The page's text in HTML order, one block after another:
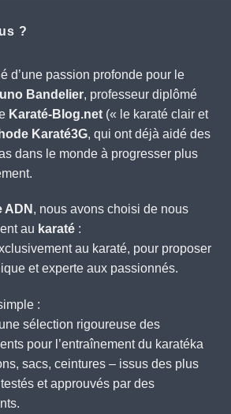
?
d’une passion profonde pour le
Bandelier, professeur diplômé
Karaté-Blog.net(« le karaté clair et
Karaté3G, qui ont déjà aidé des
dans le monde à progresser plus
ADN , nous avons choisi de nous
au karaté:
au karaté, pour proposer
et experte aux passionnés.
:
sélection rigoureuse des
pour l’entraînement du karatéka
sacs, ceintures – issus des plus
et approuvés par des